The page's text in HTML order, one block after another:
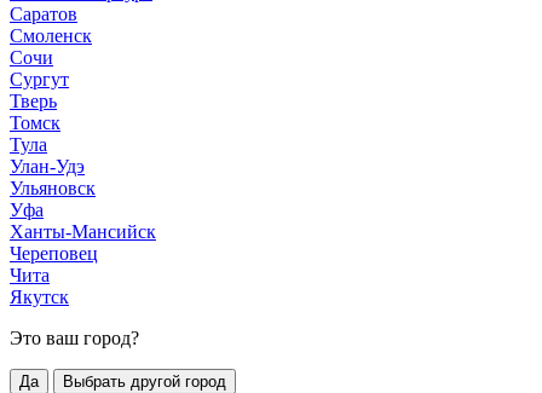
Саратов
Смоленск
Сочи
Сургут
Тверь
Томск
Тула
Улан-Удэ
Ульяновск
Уфа
Ханты-Мансийск
Череповец
Чита
Якутск
Это ваш город?
Да Выбрать другой город